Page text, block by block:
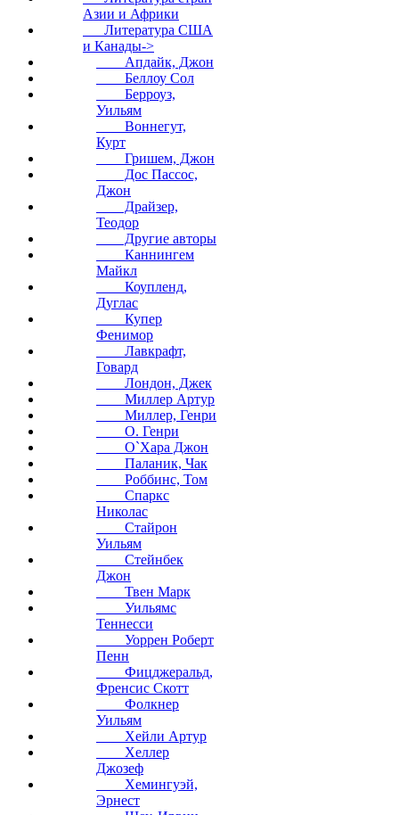
Азии и Африки
Литература США
и Канады->
Апдайк, Джон
Беллоу Сол
Берроуз,
Уильям
Воннегут,
Курт
Гришем, Джон
Дос Пассос,
Джон
Драйзер,
Теодор
Другие авторы
Каннингем
Майкл
Коупленд,
Дуглас
Купер
Фенимор
Лавкрафт,
Говард
Лондон, Джек
Миллер Артур
Миллер, Генри
О. Генри
О`Хара Джон
Паланик, Чак
Роббинс, Том
Спаркс
Николас
Стайрон
Уильям
Стейнбек
Джон
Твен Марк
Уильямс
Теннесси
Уоррен Роберт
Пенн
Фицджеральд,
Френсис Скотт
Фолкнер
Уильям
Хейли Артур
Хеллер
Джозеф
Хемингуэй,
Эрнест